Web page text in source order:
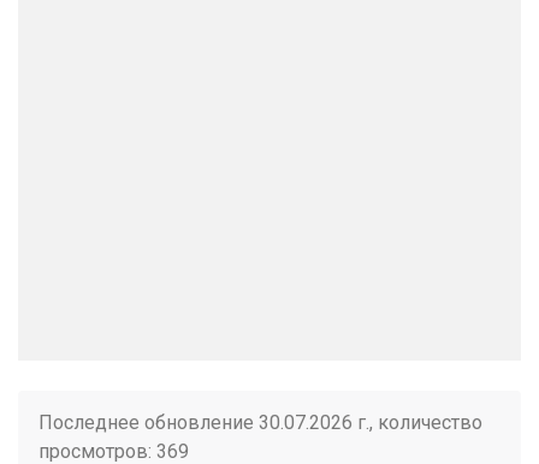
Последнее обновление 30.07.2026 г., количество
просмотров: 369